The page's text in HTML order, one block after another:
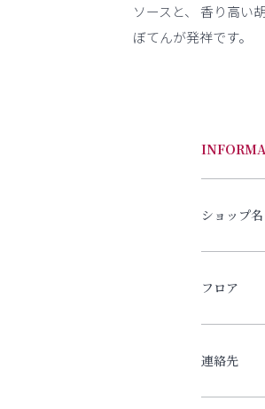
ソースと、 香り高い
ぼてんが発祥です。
ショップ名
フロア
連絡先